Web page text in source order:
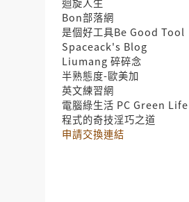
Bon部落網
是個好工具Be Good Tool
Spaceack's Blog
Liumang 碎碎念
半熟態度-歐美加
英文練習網
電腦綠生活 PC Green Life
程式的奇技淫巧之道
申請交換連結